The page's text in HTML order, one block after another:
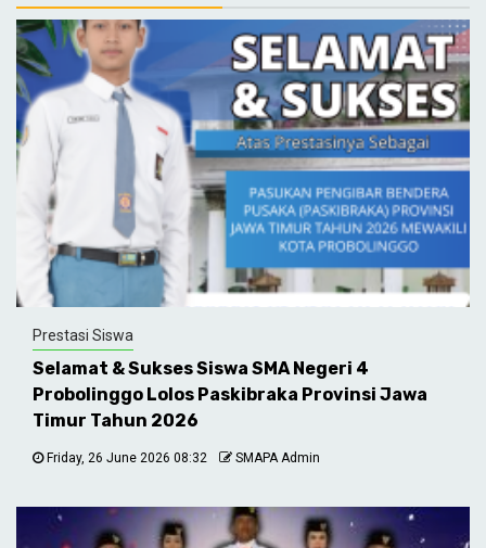
Prestasi Siswa
Selamat & Sukses Siswa SMA Negeri 4
Probolinggo Lolos Paskibraka Provinsi Jawa
Timur Tahun 2026
Friday, 26 June 2026 08:32 SMAPA Admin